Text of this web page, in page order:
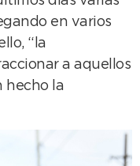
en varios
“la
a aquellos
hecho la